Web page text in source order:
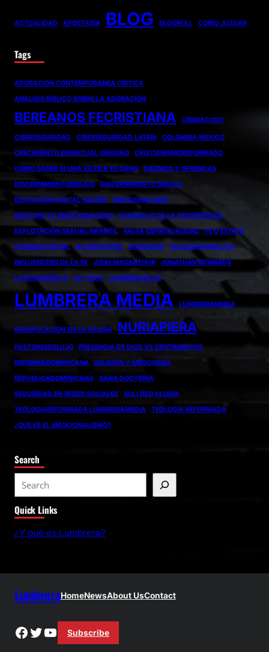
ACTUALIDAD APOSTASÍA BLOG BLOGROLL COMO JUZGAR
Tags
ADORACIÓN CONTEMPORÁNEA CRÍTICA
ANÁLISIS BÍBLICO SOBRE LA ADORACIÓN
BEREANOS FECRISTIANA CIBERACOSO
CIBERSEGURIDAD CIBERSEGURIDAD LATAM
COLOMBIA MEXICO
CRECIMIENTO ESPIRITUAL GENUINO
CRISTIANISMOREFORMADO
CÓMO SABER SI UNA IGLESIA ES SANA
DIEZMOS Y OFRENDAS
DISCERNIMIENTOBIBLICO
DISCERNIMIENTO BÍBLICO
EDUCACIÓN DIGITAL PADRES
EMOCIONALISMO
EMOCIÓN VS EMOCIONALISMO
EVANGELIO DE LA PROSPERIDAD
EXPLOTACIÓN SEXUAL INFANTIL
FALSA ESPIRITUALIDAD
FE O ESTAFA
FORENSE DIGITAL
G3 MINISTRIES GROOMING
IGLESIAEVANGELICA
INFLUENCERS DE LA FE
JOHN MACARTHUR
JONATHAN EDWARDS
LATINOAMÉRICA
LEY NOKI LUMBRERABLOG
LUMBRERA MEDIA LUMBRERAMEDIA
MANIPULACIÓN EN LA IGLESIA NURIAPIERA
PASTORESDELUJO
PRESENCIA DE DIOS VS SENTIMIENTOS
REFORMADOMINICANA
RELIGIÓN Y EMOCIONES
REPUBLICADOMINICANA
SANA DOCTRINA
SEGURIDAD EN REDES SOCIALES
SOLI DEO GLORIA
TEOLOGIAREFORMADA LUMBRERAMEDIA
TEOLOGÍA REFORMADA
¿QUÉ ES EL EMOCIONALISMO?
Search
e
a
Quick Links
¿Y qué es Lumbrera?
LumbreraHomeNewsAbout UsContact
Facebook
Twitter
YouTube
Subscribe